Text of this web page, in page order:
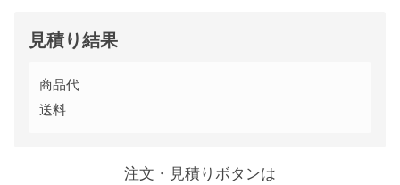
見積り結果
商品代
送料
注文・見積りボタンは